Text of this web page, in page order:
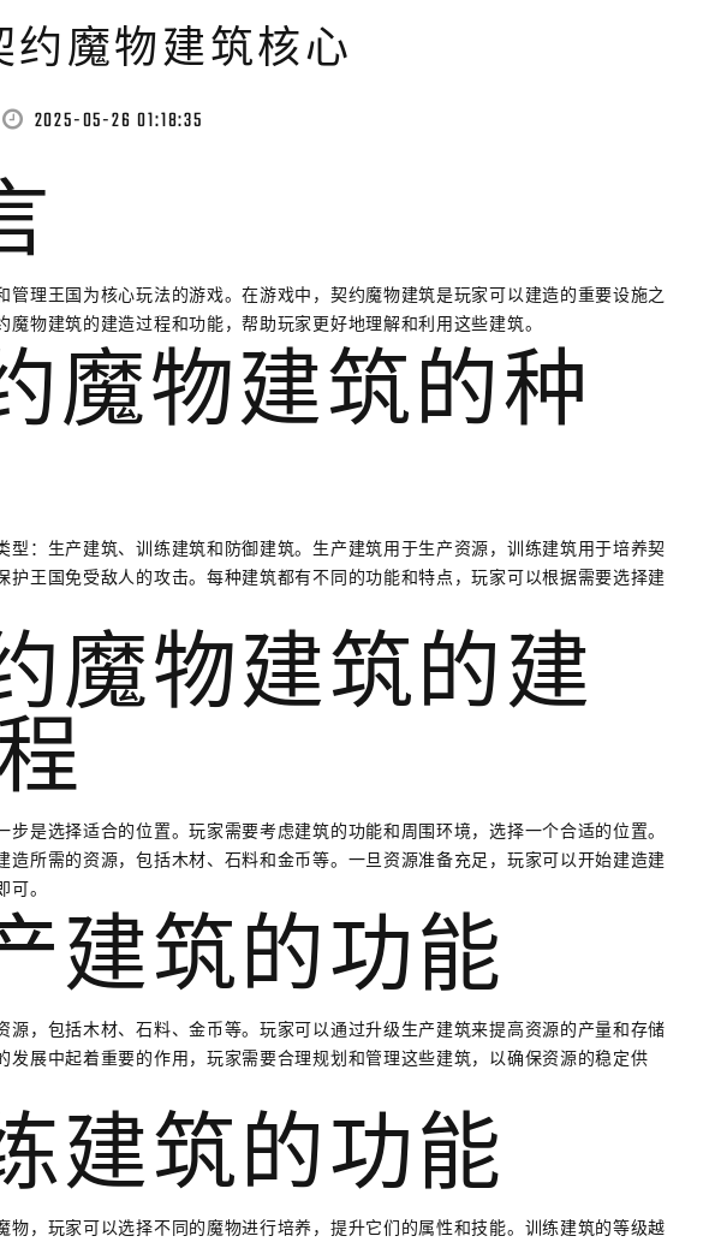
魔物建筑核心
2025-05-26 01:18:35
管理王国为核心玩法的游戏。在游戏中，契约魔物建筑是玩家可以建造的重要设施之
魔物建筑的建造过程和功能，帮助玩家更好地理解和利用这些建筑。
魔物建筑的种
型：生产建筑、训练建筑和防御建筑。生产建筑用于生产资源，训练建筑用于培养契
护王国免受敌人的攻击。每种建筑都有不同的功能和特点，玩家可以根据需要选择建
魔物建筑的建
步是选择适合的位置。玩家需要考虑建筑的功能和周围环境，选择一个合适的位置。
造所需的资源，包括木材、石料和金币等。一旦资源准备充足，玩家可以开始建造建
。
建筑的功能
源，包括木材、石料、金币等。玩家可以通过升级生产建筑来提高资源的产量和存储
发展中起着重要的作用，玩家需要合理规划和管理这些建筑，以确保资源的稳定供
建筑的功能
物，玩家可以选择不同的魔物进行培养，提升它们的属性和技能。训练建筑的等级越